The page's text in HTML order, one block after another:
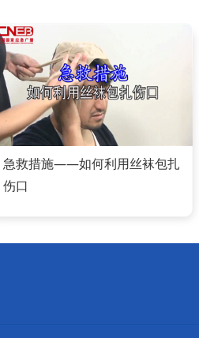
急救措施——如何利用丝袜包扎
伤口